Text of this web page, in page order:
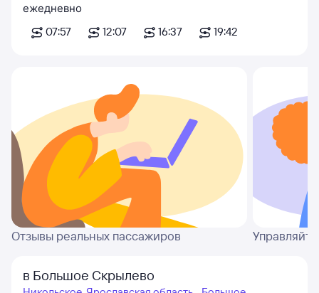
ежедневно
07:57
12:07 16:37 19:42
Отзывы реальных пассажиров
в Большое Скрылево